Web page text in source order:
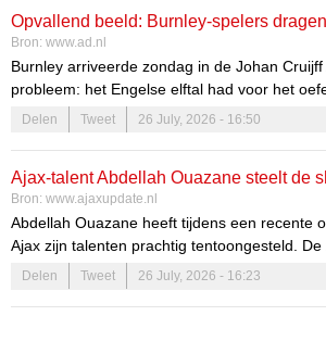
zijn komst nog hoger.
Opvallend beeld: Burnley-spelers
Ajax-sokken tijdens oefenduel
Bron: www.ad.nl
Burnley arriveerde zondag in de Johan
probleem: het Engelse elftal had voor het
één paar sokken bij zich. De oplossing die
veld een opmerkelijk beeld op.
Delen Tweet 26 July, 2026 - 16:50
Ajax-talent Abdellah Ouazane steelt de
oefenwedstrijd
Bron: www.ajaxupdate.nl
Abdellah Ouazane heeft tijdens een recente
Ajax zijn talenten prachtig tentoongesteld.
speler maakte indruk met zijn prestaties
Cruijff ArenA. De wedstrijd, die veelbelovend
Delen Tweet 26 July, 2026 - 16:23